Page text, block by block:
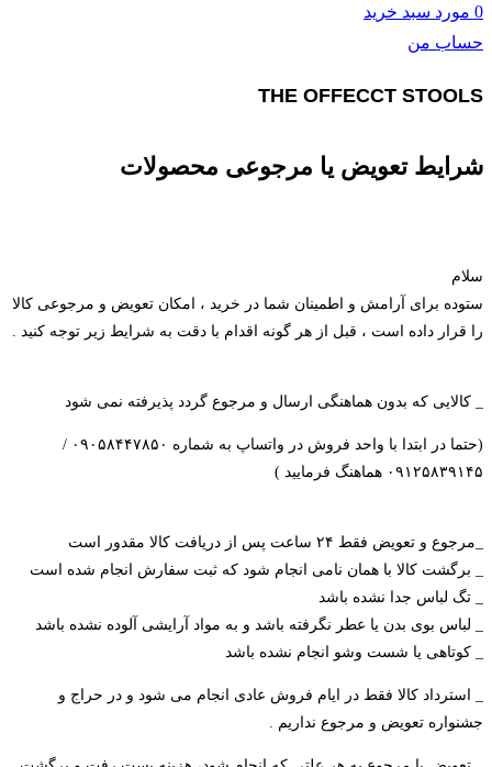
0 مورد سبد خرید
حساب من
THE OFFECCT STOOLS
شرایط تعویض یا مرجوعی محصولات
سلام
ستوده برای آرامش و اطمینان شما در خرید ، امکان تعویض و مرجوعی کالا
را قرار داده است ، قبل از هر گونه اقدام با دقت به شرایط زیر توجه کنید .
_ کالایی که بدون هماهنگی ارسال و مرجوع گردد پذیرفته نمی شود
(حتما در ابتدا با واحد فروش در واتساپ به شماره ۰۹۰۵۸۴۴۷۸۵۰ /
۰۹۱۲۵۸۳۹۱۴۵ هماهنگ فرمایید )
_مرجوع و تعویض فقط ۲۴ ساعت پس از دریافت کالا مقدور است
_ برگشت کالا با همان نامی انجام شود که ثبت سفارش انجام شده است
_ تگ لباس جدا نشده باشد
_ لباس بوی بدن یا عطر نگرفته باشد و به مواد آرایشی آلوده نشده باشد
_ کوتاهی یا شست و‌شو‌ انجام نشده باشد
_ استرداد کالا فقط در ایام فروش عادی انجام می شود و در حراج و
جشنواره تعویض و مرجوع نداریم .